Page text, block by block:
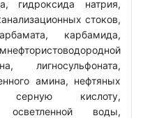
гидроксида натрия,
стоков,
карбамида,
лигносульфоната,
амина, нефтяных
серную кислоту,
осветленной воды,